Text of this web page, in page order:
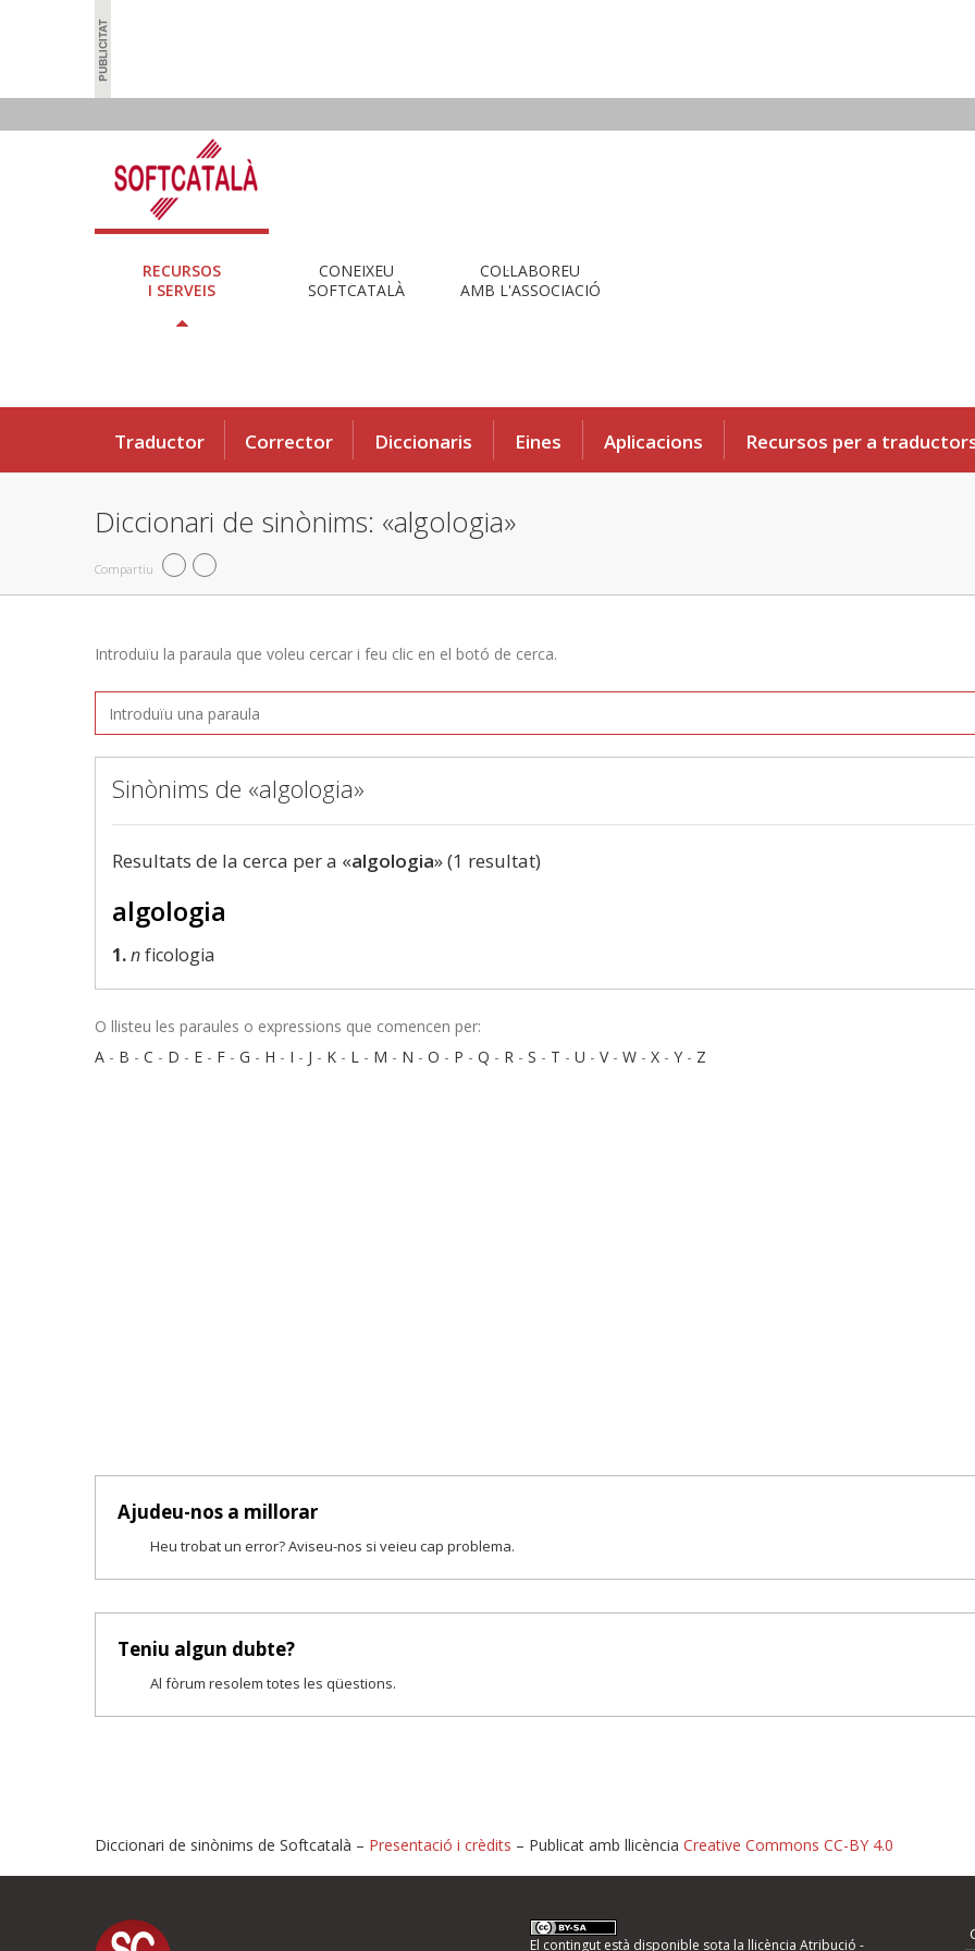
RECURSOS
I SERVEIS
CONEIXEU
SOFTCATALÀ
COL·LABOREU
AMB L'ASSOCIACIÓ
Traductor Corrector Diccionaris Eines Aplicacions Recursos per a
Diccionari de sinònims: «algologia»
Compartiu
Introduïu la paraula que voleu cercar i feu clic en el botó de cerca.
Sinònims de «algologia»
Resultats de la cerca per a «algologia» (1 resultat)
algologia
1.nficologia
O llisteu les paraules o expressions que comencen per:
A - B - C - D - E - F - G - H - I - J - K - L - M - N - O - P - Q - R - S - T - U - V- W - X - Y - Z
Ajudeu-nos a millorar
Heu trobat un error? Aviseu-nos si veieu cap problema.
Teniu algun dubte?
Al fòrum resolem totes les qüestions.
Proposeu-nos millores o informeu d'errors
Diccionari de sinònims de Softcatalà – Presentació i crèdits – Publicat amb llicència Creative Commons CC-BY 4.0
El contingut està disponible sota la llicència Atribució -